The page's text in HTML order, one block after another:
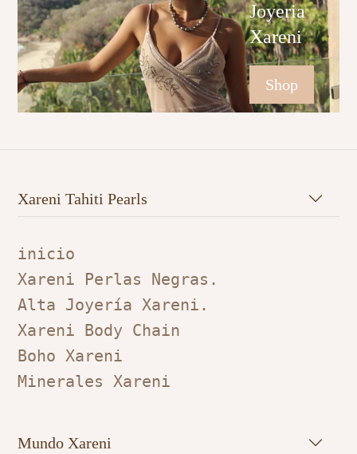
Joyeria
Xareni
Shop
Xareni Tahiti Pearls
inicio
Xareni Perlas Negras.
Alta Joyería Xareni.
Xareni Body Chain
Boho Xareni
Minerales Xareni
Mundo Xareni